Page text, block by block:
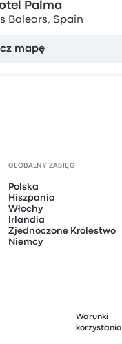
Palma
Balears, Spain
mapę
GLOBALNY ZASIĘG
Polska
Hiszpania
Włochy
Irlandia
Zjednoczone Królestwo
Niemcy
Warunki
korzystania